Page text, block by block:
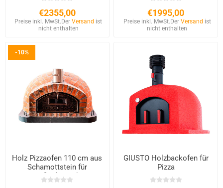
€2355,00
Preise inkl. MwSt. DerVersand ist
nicht enthalten
€1995,00
Preise inkl. MwSt. Der Versand ist
nicht enthalten
-10%
Holz Pizzaofen 110 cm aus
Schamottstein für
Außenbereich
GIUSTO Holzbackofen für
Pizza